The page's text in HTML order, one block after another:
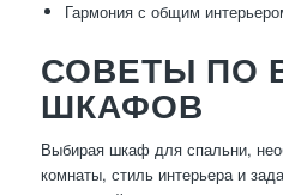
Гармония с общим
СОВЕТЫ ПО
ШКАФОВ
Выбирая шкаф для спальни,
комнаты, стиль интерьера и